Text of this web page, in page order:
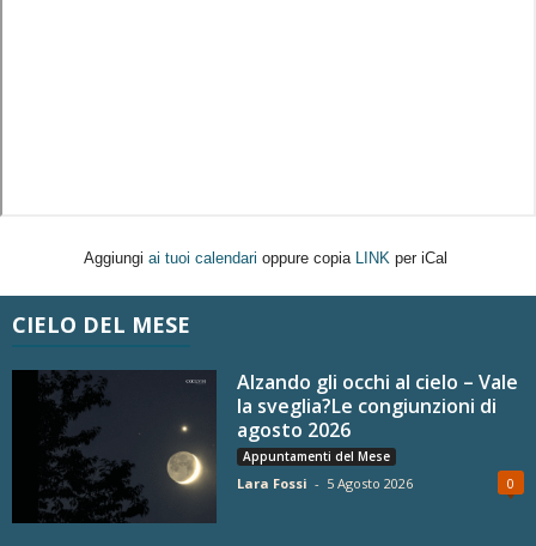
Aggiungi ai tuoi calendari oppure copia LINK per iCal
CIELO DEL MESE
Alzando gli occhi al cielo – Vale
la sveglia?Le congiunzioni di
agosto 2026
Appuntamenti del Mese
Lara Fossi - 5 Agosto 2026 0